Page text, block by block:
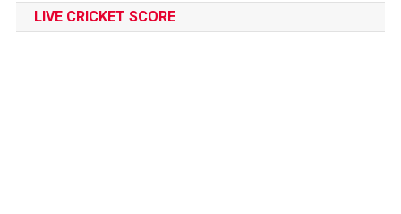
LIVE CRICKET SCORE